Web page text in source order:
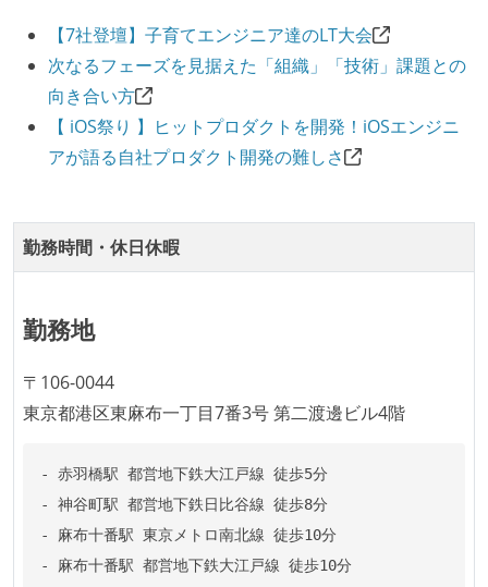
労働環境の自由度
業務時間中に中抜けできる制度がある
子育て中のエンジニアが、働き方を紹介したコンテン
ツが公開されている
メンバーの多様性
外国籍の開発メンバーがいる
待遇・福利厚生
れる
給与形態：賞与あり
休憩時間：1時間
フレックスタイム制の所定労働時間：1日平均8時間相
当
【7社登壇】子育てエンジニア達のLT大会
次なるフェーズを見据えた「組織」「技術」課題との
向き合い方
【 iOS祭り 】ヒットプロダクトを開発！iOSエンジニ
アが語る自社プロダクト開発の難しさ
勤務時間・休日休暇
勤務地
〒106-0044
東京都港区東麻布一丁目7番3号 第二渡邊ビル4階
- 赤羽橋駅 都営地下鉄大江戸線 徒歩5分
- 神谷町駅 都営地下鉄日比谷線 徒歩8分
- 麻布十番駅 東京メトロ南北線 徒歩10分